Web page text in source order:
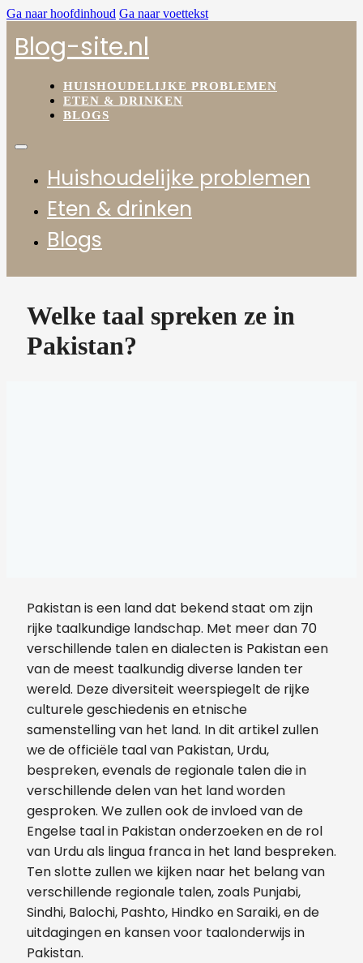
Ga naar hoofdinhoud Ga naar voettekst
Blog-site.nl
HUISHOUDELIJKE PROBLEMEN
ETEN & DRINKEN
BLOGS
Huishoudelijke problemen
Eten & drinken
Blogs
Welke taal spreken ze in
Pakistan?
Pakistan is een land dat bekend staat om zijn
rijke taalkundige landschap. Met meer dan 70
verschillende talen en dialecten is Pakistan een
van de meest taalkundig diverse landen ter
wereld. Deze diversiteit weerspiegelt de rijke
culturele geschiedenis en etnische
samenstelling van het land. In dit artikel zullen
we de officiële taal van Pakistan, Urdu,
bespreken, evenals de regionale talen die in
verschillende delen van het land worden
gesproken. We zullen ook de invloed van de
Engelse taal in Pakistan onderzoeken en de rol
van Urdu als lingua franca in het land bespreken.
Ten slotte zullen we kijken naar het belang van
verschillende regionale talen, zoals Punjabi,
Sindhi, Balochi, Pashto, Hindko en Saraiki, en de
uitdagingen en kansen voor taalonderwijs in
Pakistan.